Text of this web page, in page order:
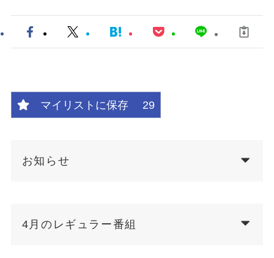
マイリストに保存 29
お知らせ
4月のレギュラー番組